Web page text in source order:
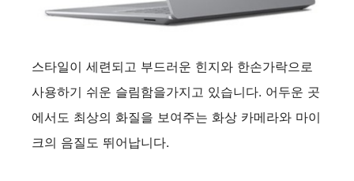
스타일이 세련되고 부드러운 힌지와 한손가락으로
사용하기 쉬운 슬림함을가지고 있습니다. 어두운 곳
에서도 최상의 화질을 보여주는 화상 카메라와 마이
크의 음질도 뛰어납니다.